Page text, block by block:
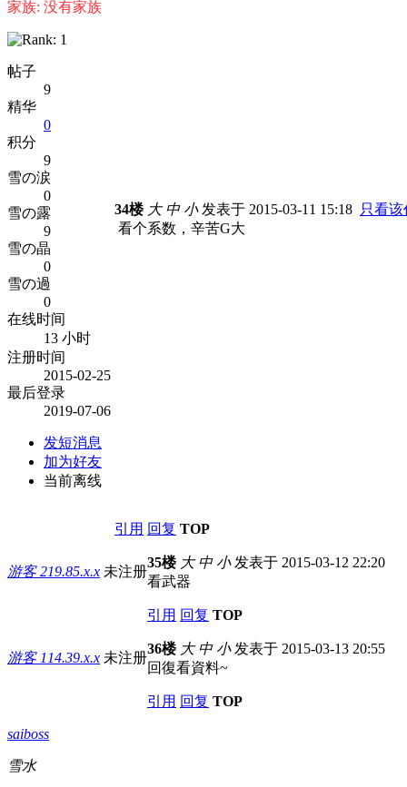
家族: 没有家族
帖子
9
精华
0
积分
9
雪の涙
0
雪の露
9
雪の晶
0
雪の過
0
在线时间
13 小时
注册时间
2015-02-25
最后登录
2019-07-06
发短消息
加为好友
当前离线
34楼 大 中 小发表于 2015-03-11 15:18 只看该
看个系数，辛苦G大
引用 回复 TOP
游客219.85.x.x 未注册
35楼 大 中 小发表于 2015-03-12 22:20
看武器
引用 回复 TOP
游客 114.39.x.x 未注册
36楼 大 中 小发表于 2015-03-13 20:55
回復看資料~
引用 回复 TOP
saiboss
雪水